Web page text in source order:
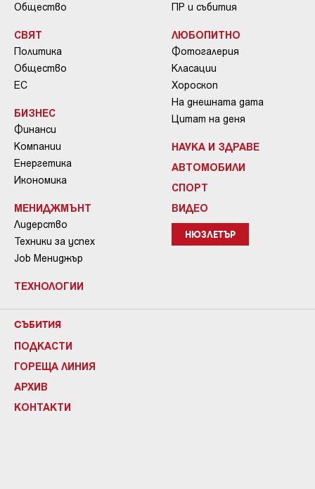
Общество
СВЯТ
Политика
Общество
ЕС
БИЗНЕС
Финанси
Компании
Енергетика
Икономика
МЕНИДЖМЪНТ
Лидерство
Техники за успех
Job Мениджър
ТЕХНОЛОГИИ
ПР и събития
ЛЮБОПИТНО
Фотогалерия
Класации
Хороскоп
На днешната дата
Цитат на деня
НАУКА И ЗДРАВЕ
АВТОМОБИЛИ
СПОРТ
ВИДЕО
НЮЗЛЕТЪР
СЪБИТИЯ
ПОДКАСТИ
ГОРЕЩА ЛИНИЯ
АРХИВ
КОНТАКТИ